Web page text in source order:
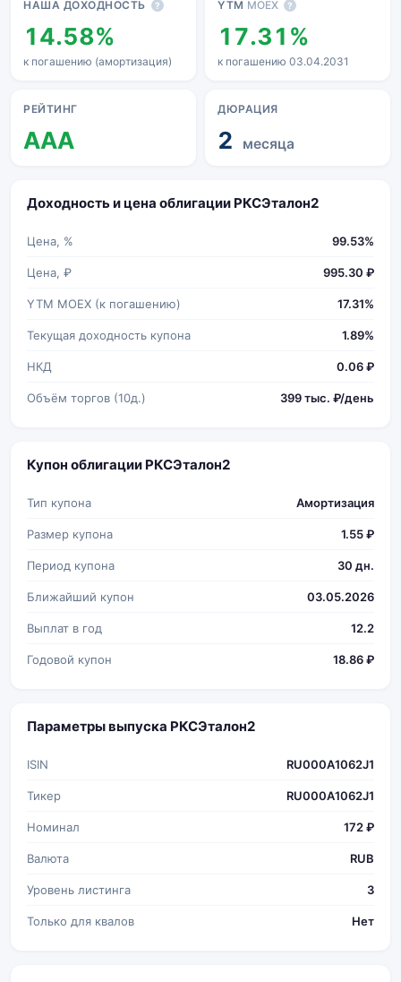
НАША ДОХОДНОСТЬ ?
14.58%
к погашению (амортизация)
YTM MOEX ?
17.31%
к погашению 03.04.2031
РЕЙТИНГ
AAA
ДЮРАЦИЯ
2 месяца
Доходность и цена облигации РКСЭталон2
Цена, % 99.53%
Цена, ₽ 995.30 ₽
YTM MOEX (к погашению) 17.31%
Текущая доходность купона 1.89%
НКД 0.06 ₽
Объём торгов (10д.) 399 тыс. ₽/день
Купон облигации РКСЭталон2
Тип купона Амортизация
Размер купона 1.55 ₽
Период купона 30 дн.
Ближайший купон 03.05.2026
Выплат в год 12.2
Годовой купон 18.86 ₽
Параметры выпуска РКСЭталон2
ISIN RU000A1062J1
Тикер RU000A1062J1
Номинал 172 ₽
Валюта RUB
Уровень листинга 3
Только для квалов Нет